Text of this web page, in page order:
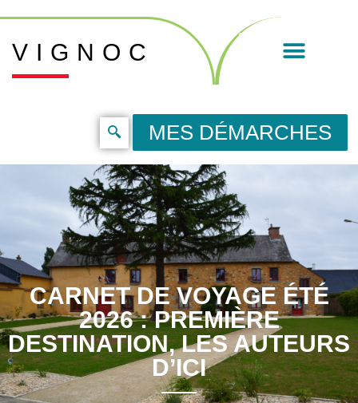
VIGNOC
MES DÉMARCHES
CARNET DE VOYAGE ÉTÉ
2026 : PREMIÈRE
DESTINATION, LES AUTEURS
D’ICI